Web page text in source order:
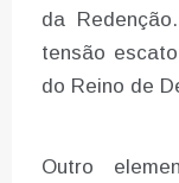
da
tensão
do Reino de
Outro